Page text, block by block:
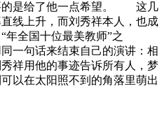
的是给了他一点希望。 这几
线上升，而刘秀祥本人，也成
年全国十位最美教师”之
句话来结束自己的演讲：相
用他的事迹告诉所有人，梦
以在太阳照不到的角落里萌出